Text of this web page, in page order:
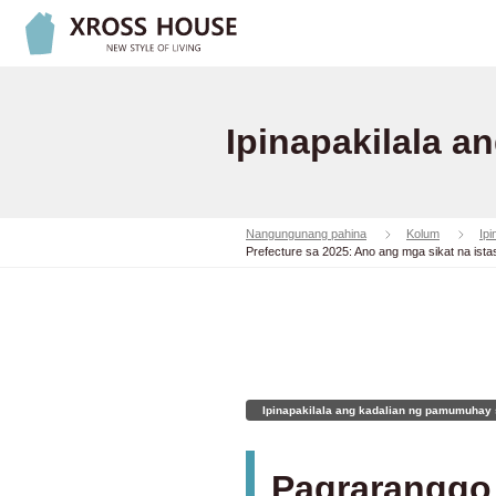
Ipinapakilala
Nangungunang pahina Kolum
Prefecture sa 2025: Ano ang mga sikat na
Ipinapakilala ang kadalian ng